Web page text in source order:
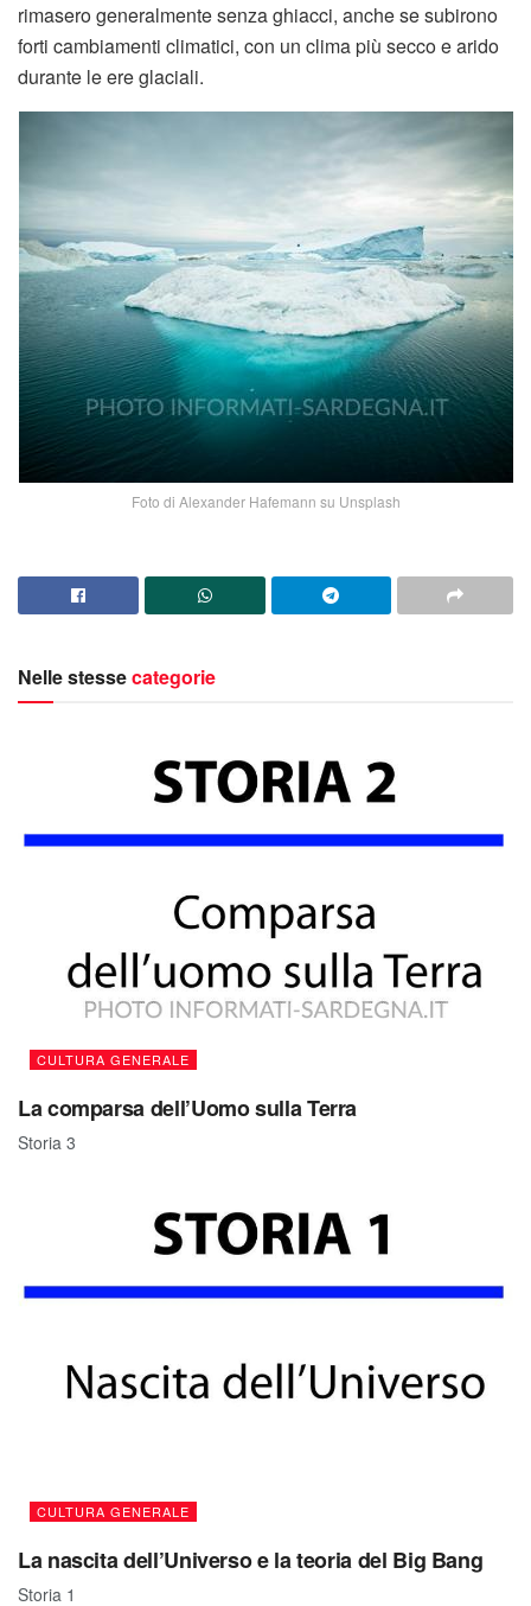
rimasero generalmente senza ghiacci, anche se subirono
forti cambiamenti climatici, con un clima più secco e arido
durante le ere glaciali.
Foto di Alexander Hafemann su Unsplash
Nelle stessecategorie
CULTURA GENERALE
La comparsa dell’Uomo sulla Terra
Storia 3
CULTURA GENERALE
La nascita dell’Universo e la teoria del Big Bang
Storia 1